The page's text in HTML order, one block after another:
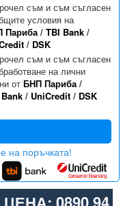
съм и съм съгласен
условия на
Париба/ TBI Bank/
/ DSK
съм и съм съгласен
на лични
от БНП Париба/
/ UniCredit/ DSK
на поръчката!